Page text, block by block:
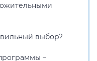
выбор?
–